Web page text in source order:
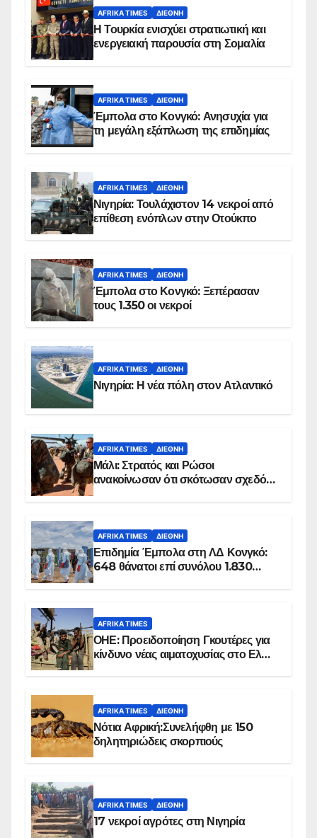
AFRIKA TIMES ΔΙΕΘΝΉ
Η Τουρκία ενισχύει στρατιωτική και
ενεργειακή παρουσία στη Σομαλία
AFRIKA TIMES ΔΙΕΘΝΉ
Έμπολα στο Κονγκό: Ανησυχία για
τη μεγάλη εξάπλωση της επιδημίας
AFRIKA TIMES ΔΙΕΘΝΉ
Νιγηρία: Τουλάχιστον 14 νεκροί από
επίθεση ενόπλων στην Οτούκπο
AFRIKA TIMES ΔΙΕΘΝΉ
Έμπολα στο Κονγκό: Ξεπέρασαν
τους 1.350 οι νεκροί
AFRIKA TIMES ΔΙΕΘΝΉ
Νιγηρία: Η νέα πόλη στον Ατλαντικό
AFRIKA TIMES ΔΙΕΘΝΉ
Μάλι: Στρατός και Ρώσοι
ανακοίνωσαν ότι σκότωσαν σχεδόν
AFRIKA TIMES ΔΙΕΘΝΉ
Επιδημία Έμπολα στη ΛΔ Κονγκό:
648 θάνατοι επί συνόλου 1.830
AFRIKA TIMES
ΟΗΕ: Προειδοποίηση Γκουτέρες για
κίνδυνο νέας αιματοχυσίας στο Ελ
AFRIKA TIMES ΔΙΕΘΝΉ
Νότια Αφρική:Συνελήφθη με 150
δηλητηριώδεις σκορπιούς
AFRIKA TIMES ΔΙΕΘΝΉ
17 νεκροί αγρότες στη Νιγηρία